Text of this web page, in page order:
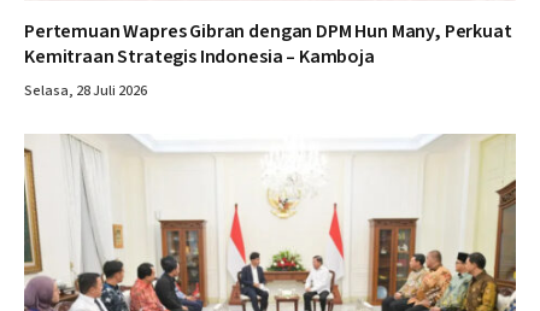
Pertemuan Wapres Gibran dengan DPM Hun Many, Perkuat
Kemitraan Strategis Indonesia – Kamboja
Selasa, 28 Juli 2026